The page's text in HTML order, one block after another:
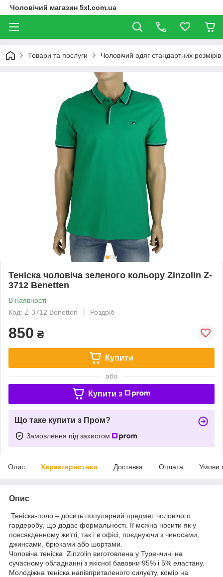
Чоловічий магазин 5xl.com.ua
Товари та послуги Чоловічий одяг стандартних розмірів
Теніска чоловіча зеленого кольору Zinzolin Z-
3712 Benetten
В наявності
Код: Z-3712 Benetten
Роздріб
850 ₴
Купити
або
Купити з
Що таке купити з Пром?
Замовлення під захистом
Опис Характеристики Доставка Оплата Умови
Опис
.Теніска-поло – досить популярний предмет чоловічого
гардеробу, що додає формальності. Її можна носити як у
повсякденному житті, так і в офісі, поєднуючи з чиносами,
джинсами, брюками або шортами.
Чоловіча теніска Zinzolin виготовлена у Туреччині на
сучасному обладнанні з якісної бавовни 95% і 5% еластану.
Молодіжна теніска напівприталеного силуету, комір на